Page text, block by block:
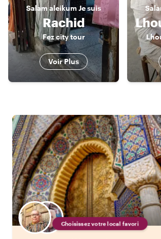
Salam aleikum Je suis
Rachid
Fez city tour
Voir Plus
Choisissez votre local favori